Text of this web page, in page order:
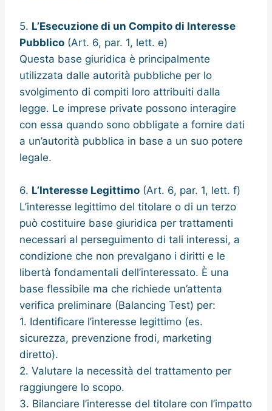
5. L’Esecuzione di un Compito di Interesse
Pubblico (Art. 6, par. 1, lett. e)
Questa base giuridica è principalmente
utilizzata dalle autorità pubbliche per lo
svolgimento di compiti loro attribuiti dalla
legge. Le imprese private possono interagire
con essa quando sono obbligate a fornire dati
a un’autorità pubblica in base a un suo potere
legale.
6. L’Interesse Legittimo (Art. 6, par. 1, lett. f)
L’interesse legittimo del titolare o di un terzo
può costituire base giuridica per trattamenti
necessari al perseguimento di tali interessi, a
condizione che non prevalgano i diritti e le
libertà fondamentali dell’interessato. È una
base flessibile ma che richiede un’attenta
verifica preliminare (Balancing Test) per:
1. Identificare l’interesse legittimo (es.
sicurezza, prevenzione frodi, marketing
diretto).
2. Valutare la necessità del trattamento per
raggiungere lo scopo.
3. Bilanciare l’interesse del titolare con l’impatto